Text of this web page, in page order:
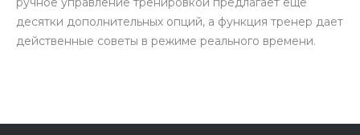
десятки дополнительных опций, а функция тренер дает
действенные советы в режиме реального времени.